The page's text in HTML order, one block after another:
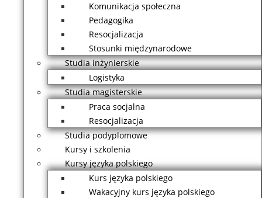
Komunikacja społeczna
Pedagogika
Resocjalizacja
Stosunki międzynarodowe
Studia inżynierskie
Logistyka
Studia magisterskie
Praca socjalna
Resocjalizacja
Studia podyplomowe
Kursy i szkolenia
Kursy języka polskiego
Kurs języka polskiego
Wakacyjny kurs języka polskiego